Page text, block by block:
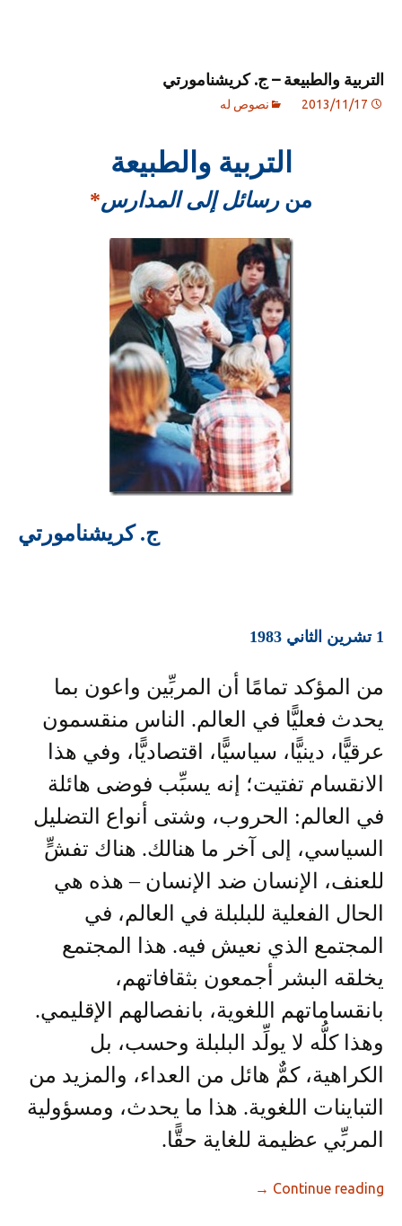
التربية والطبيعة – ج. كريشنامورتي
2013/11/17 نصوص له
التربية والطبيعة
منرسائل إلى المدارس*
ج. كريشنامورتي
1 تشرين الثاني 1983
من المؤكد تمامًا أن المربِّين واعون بما
يحدث فعليًّا في العالم. الناس منقسمون
عرقيًّا، دينيًّا، سياسيًّا، اقتصاديًّا، وفي هذا
الانقسام تفتيت؛ إنه يسبِّب فوضى هائلة
في العالم: الحروب، وشتى أنواع التضليل
السياسي، إلى آخر ما هنالك. هناك تفشٍّ
للعنف، الإنسان ضد الإنسان – هذه هي
الحال الفعلية للبلبلة في العالم، في
المجتمع الذي نعيش فيه. هذا المجتمع
يخلقه البشر أجمعون بثقافاتهم،
بانقساماتهم اللغوية، بانفصالهم الإقليمي.
وهذا كلُّه لا يولِّد البلبلة وحسب، بل
الكراهية، كمٌّ هائل من العداء، والمزيد من
التباينات اللغوية. هذا ما يحدث، ومسؤولية
المربِّي عظيمة للغاية حقًّا.
Continue reading
→